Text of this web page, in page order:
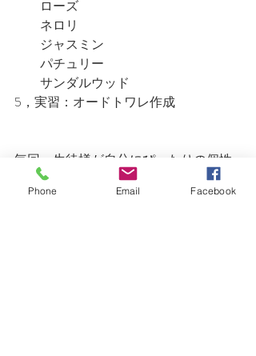
ローズ
ネロリ
ジャスミン
パチュリー
サンダルウッド
5，実習：オードトワレ作成
毎回、生徒様が自分にぴったりの個性
あるオードトワレを作成されるのも、
面白いところ。
Phone Email Facebook